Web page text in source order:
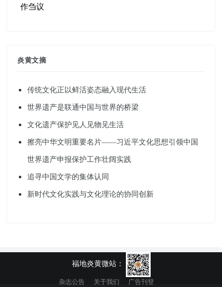
作刍议
炎黄文摘
传统文化正以鲜活姿态融入现代生活
世界遗产是联通中国与世界的桥梁
文化遗产保护见人见物见生活
擦亮中华文明重要名片——习近平文化思想引领中国
世界遗产申报保护工作壮阔实践
追寻中国文学的集体认同
新时代文化实践与文化理论的协同创新
福地炎黄微站：
杂志公告 关于我们
广告刊登